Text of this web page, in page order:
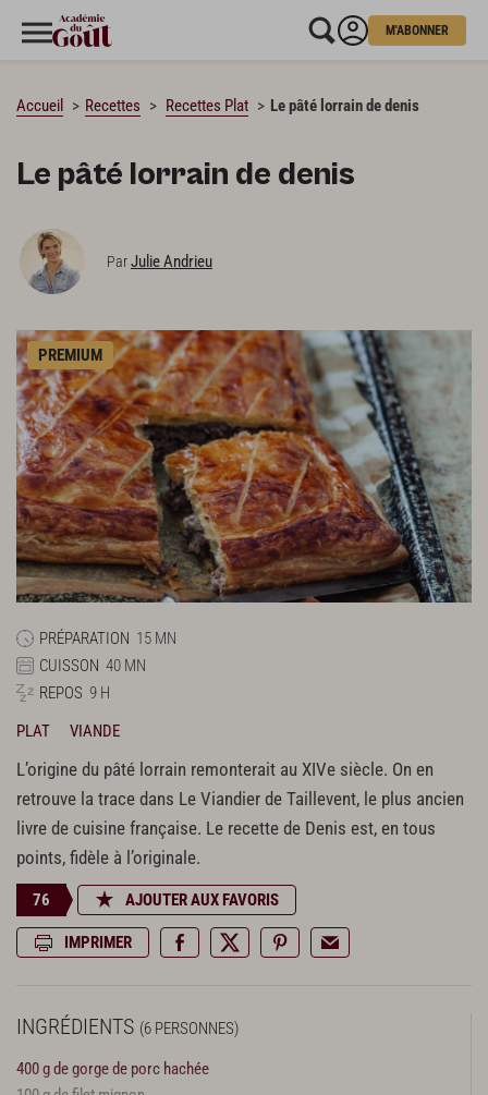
M'ABONNER
Accueil Recettes Recettes Plat Le pâté lorrain de denis
Le pâté lorrain de denis
ParJulie Andrieu
PREMIUM
PRÉPARATION 15 MN
CUISSON 40 MN
REPOS 9 H
PLAT
VIANDE
L’origine du pâté lorrain remonterait au XIVe siècle. On en
retrouve la trace dans Le Viandier de Taillevent, le plus ancien
livre de cuisine française. Le recette de Denis est, en tous
points, fidèle à l’originale.
76 AJOUTER AUX FAVORIS
IMPRIMER
INGRÉDIENTS (6 PERSONNES)
400 g de gorge de porc hachée
CHARGEMENT…